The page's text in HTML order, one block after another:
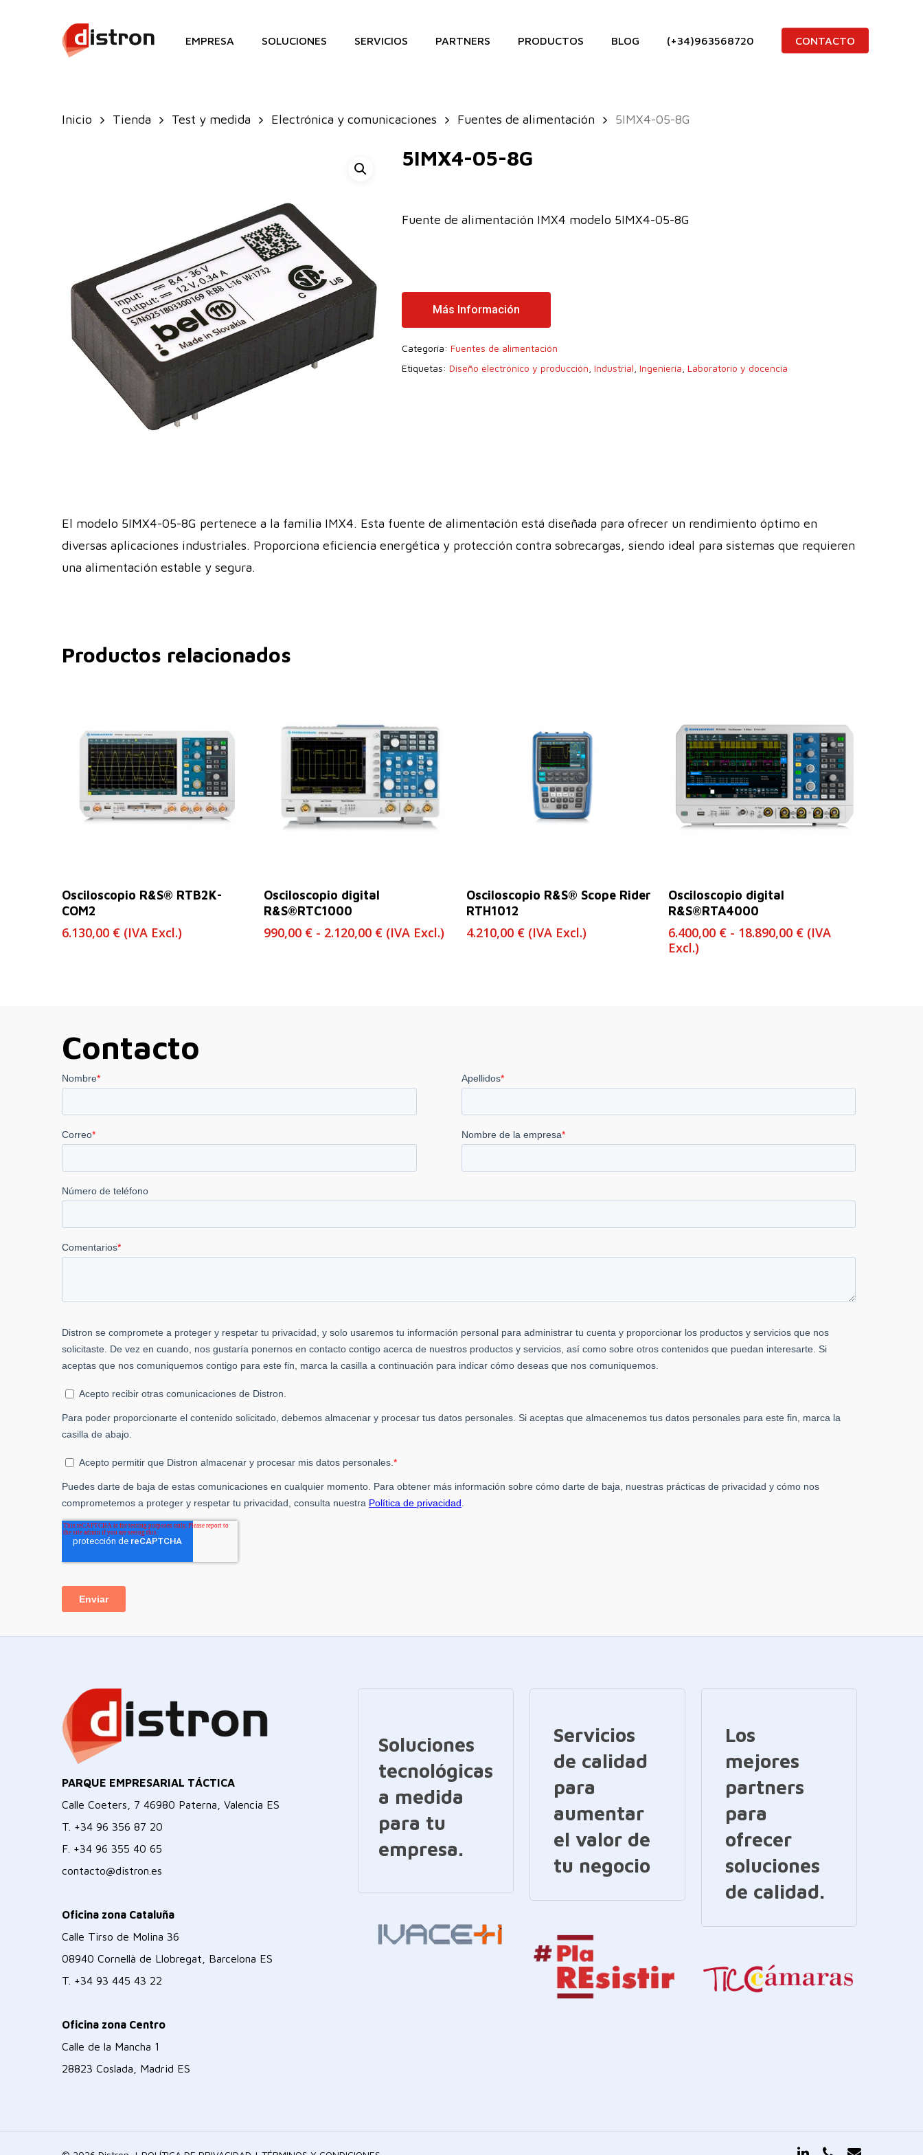
EMPRESA SOLUCIONES SERVICIOS PARTNERS PRODUCTOS BLOG (+34)963568720 CONTACTO
Inicio Tienda Test y medida Electrónica y comunicaciones Fuentes de alimentación 5IMX4-05-8G
5IMX4-05-8G
Fuente de alimentación IMX4 modelo 5IMX4-05-8G
Más Información
Categoría: Fuentes de alimentación
Etiquetas: Diseño electrónico y producción Industrial Ingeniería Laboratorio y docencia
El modelo 5IMX4-05-8G pertenece a la familia IMX4. Esta fuente de alimentación está diseñada para ofrecer un rendimiento óptimo en
diversas aplicaciones industriales. Proporciona eficiencia energética y protección contra sobrecargas, siendo ideal para sistemas que requieren
una alimentación estable y segura.
Productos relacionados
Leer Más
Osciloscopio R&S® RTB2K-
COM2
6.130,00 € (IVA Excl.)
Seleccionar Opciones
Osciloscopio digital
R&S®RTC1000
990,00 € - 2.120,00 €Rango
(IVA Excl.)
Leer Más
Osciloscopio R&S® Scope Rider
RTH1012
4.210,00 € (IVA Excl.)
Seleccionar Opciones
Osciloscopio digital
R&S®RTA4000
6.400,00 € - 18.890,00 €Rango
(IVA
Excl.)
Contacto
PARQUE EMPRESARIAL TÁCTICA
Calle Coeters, 7 46980 Paterna, Valencia ES
T. +34 96 356 87 20
F. +34 96 355 40 65
contacto@distron.es
Oficina zona Cataluña
Calle Tirso de Molina 36
08940 Cornellà de Llobregat, Barcelona ES
T. +34 93 445 43 22
Oficina zona Centro
Calle de la Mancha 1
28823 Coslada, Madrid ES
Soluciones
tecnológicas
a medida
para tu
empresa.
Servicios
de calidad
para
aumentar
el valor de
tu negocio
Los
mejores
partners
para
ofrecer
soluciones
de calidad.
linkedinphoneemail